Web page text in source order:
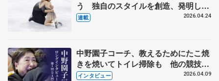
う 独自のスタイルを創造、発明した
【引退発表後②】
連載 2026.04.24
中野園子コーチ、教えるためにたこ焼
きを焼いてトイレ掃除も 他の競技に
も通用するという坂本花織の筋肉
インタビュー 2026.04.09